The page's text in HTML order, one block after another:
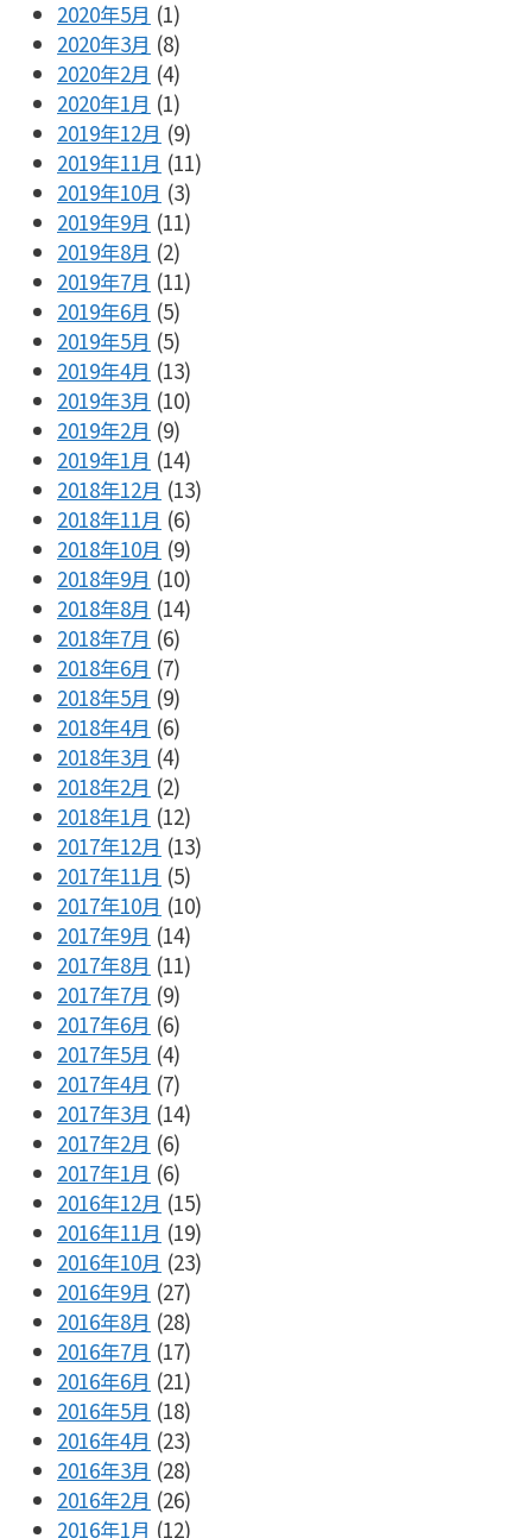
2020年5月 (1)
2020年3月 (8)
2020年2月 (4)
2020年1月 (1)
2019年12月 (9)
2019年11月 (11)
2019年10月 (3)
2019年9月 (11)
2019年8月 (2)
2019年7月 (11)
2019年6月 (5)
2019年5月 (5)
2019年4月 (13)
2019年3月 (10)
2019年2月 (9)
2019年1月 (14)
2018年12月 (13)
2018年11月 (6)
2018年10月 (9)
2018年9月 (10)
2018年8月 (14)
2018年7月 (6)
2018年6月 (7)
2018年5月 (9)
2018年4月 (6)
2018年3月 (4)
2018年2月 (2)
2018年1月 (12)
2017年12月 (13)
2017年11月 (5)
2017年10月 (10)
2017年9月 (14)
2017年8月 (11)
2017年7月 (9)
2017年6月 (6)
2017年5月 (4)
2017年4月 (7)
2017年3月 (14)
2017年2月 (6)
2017年1月 (6)
2016年12月 (15)
2016年11月 (19)
2016年10月 (23)
2016年9月 (27)
2016年8月 (28)
2016年7月 (17)
2016年6月 (21)
2016年5月 (18)
2016年4月 (23)
2016年3月 (28)
2016年2月 (26)
2016年1月 (12)